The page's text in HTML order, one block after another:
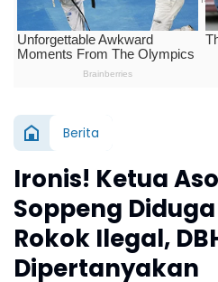
Berita
Ironis! Ketua
Soppeng
Rokok Ilegal,
Dipertanyakan